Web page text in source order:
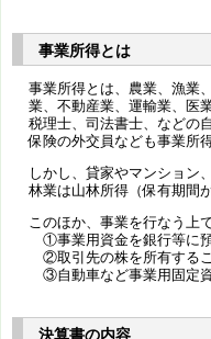
事業所得とは
事業所得とは、農業、漁業
業、不動産業、運輸業、医
税理士、司法書士、などの
保険の外交員なども事業所
しかし、貸家やマンション
林業は山林所得（保有期間
このほか、事業を行なう上
①事業用資金を銀行等に
②取引先の株を所有するこ
③自動車など事業用固定
決算書の内容